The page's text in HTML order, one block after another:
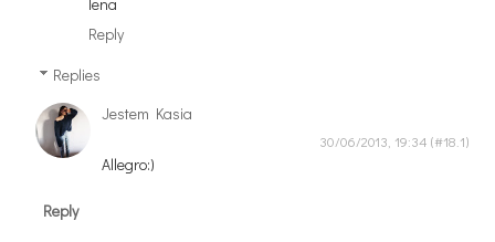
Reply
Replies
Jestem Kasia
30/06/2013, 19:34
Allegro:)
Reply